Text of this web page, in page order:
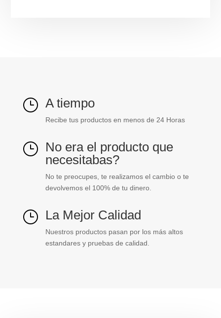
LE000003794
cantidad
} A tiempo
Recibe tus productos en menos de 24 Horas
} No era el producto que
necesitabas?
No te preocupes, te realizamos el cambio o te
devolvemos el 100% de tu dinero.
} La Mejor Calidad
Nuestros productos pasan por los más altos
estandares y pruebas de calidad.